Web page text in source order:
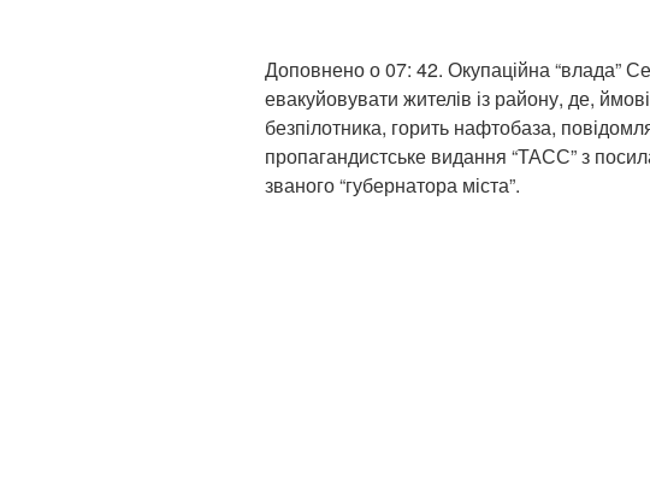
Доповнено о 07: 42. Окупаційна “влада”
евакуйовувати жителів із району, де,
безпілотника, горить нафтобаза,
пропагандистське видання “ТАСС” з
званого “губернатора міста”.